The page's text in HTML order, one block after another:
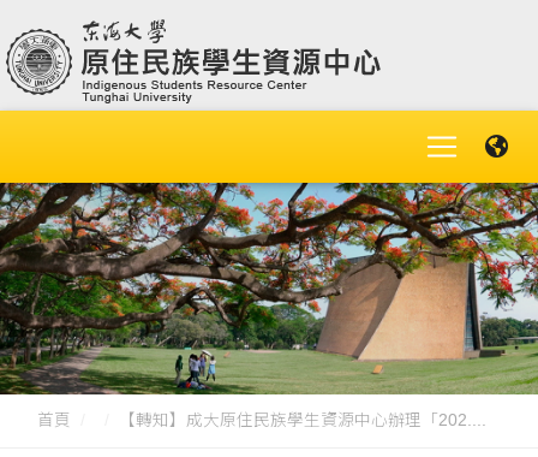
首頁 【轉知】成大原住民族學生資源中心辦理「202....